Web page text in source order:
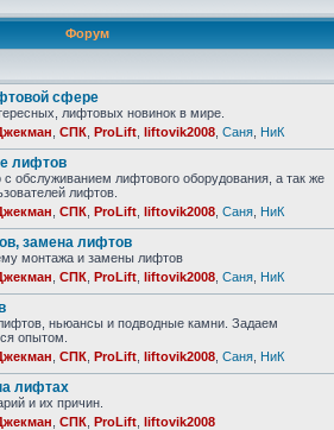
Форум
сфере
лифтовых новинок в мире.
СПК ProLift liftovik2008 Саня НиК
лифтов
с обслуживанием лифтового оборудования, а так же
лифтов.
СПК ProLift liftovik2008 Саня НиК
замена лифтов
монтажа и замены лифтов
СПК ProLift liftovik2008 Саня НиК
ньюансы и подводные камни. Задаем
опытом.
СПК ProLift liftovik2008 Саня НиК
лифтах
и их причин.
СПК ProLift liftovik2008